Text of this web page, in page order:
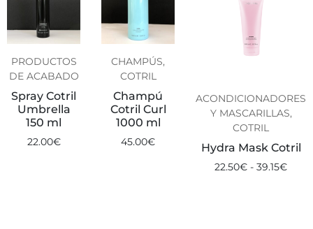
PRODUCTOS
DE ACABADO
Spray Cotril
Umbrella
150 ml
22.00€
CHAMPÚS,
COTRIL
Champú
Cotril Curl
1000 ml
45.00€
ACONDICIONADORES
Y MASCARILLAS,
COTRIL
Hydra Mask Cotril
22.50€ - 39.15€